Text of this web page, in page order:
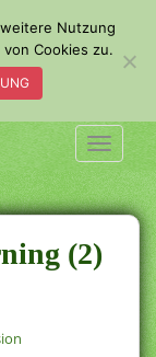
(2)
Nutzung
Cookies zu.